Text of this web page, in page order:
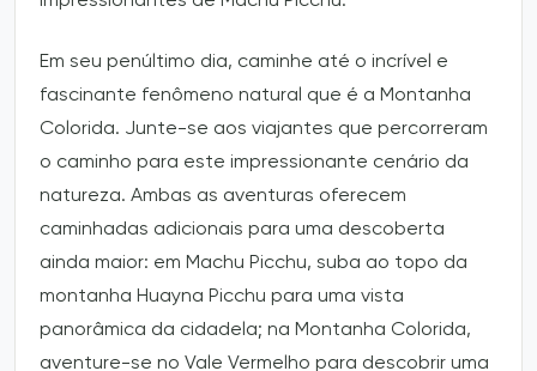
Em seu penúltimo dia, caminhe até o incrível e
fascinante fenômeno natural que é a Montanha
Colorida. Junte-se aos viajantes que percorreram
o caminho para este impressionante cenário da
natureza. Ambas as aventuras oferecem
caminhadas adicionais para uma descoberta
ainda maior: em Machu Picchu, suba ao topo da
montanha Huayna Picchu para uma vista
panorâmica da cidadela; na Montanha Colorida,
aventure-se no Vale Vermelho para descobrir uma